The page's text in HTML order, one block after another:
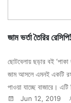
জাম ভর্তা তৈরির রেসিপি!
ছোটবেলায় ছড়ার বই
জাম আসলে এমনই একটি
পাওয়া যাচ্ছে বাজারে।
Jun 12, 2019